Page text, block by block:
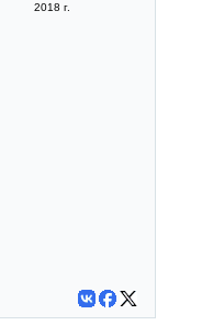
2018 г.